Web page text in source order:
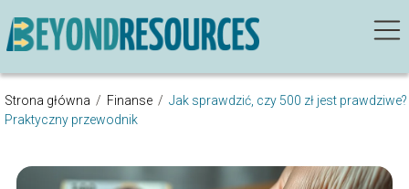
Strona główna / Finanse / Jak sprawdzić, czy 500 zł jest prawdziwe?
Praktyczny przewodnik